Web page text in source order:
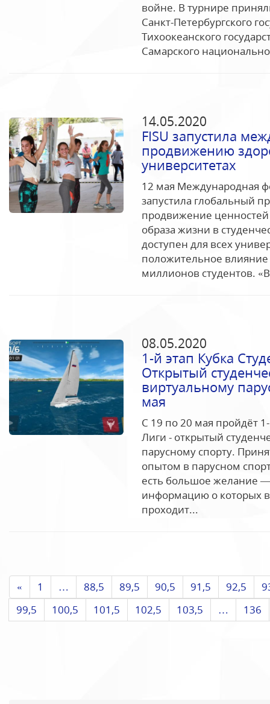
войне. В турнире
Санкт-Петербургского
Тихоокеанского
Самарского
14.05.2020
FISU запустила
продвижению
университетах
12 мая Международная
запустила глобальный
продвижение ценностей
образа жизни в
доступен для всех
положительное
миллионов студентов.
08.05.2020
1-й этап Кубка
Открытый
виртуальному
мая
С 19 по 20 мая пройдёт
Лиги - открытый
парусному спорту.
опытом в парусном
есть большое желание
информацию о которых
проходит...
« 1 … 88,5 89,5 90,5 91,5 92,5
99,5
100,5 101,5 102,5 103,5 … 136